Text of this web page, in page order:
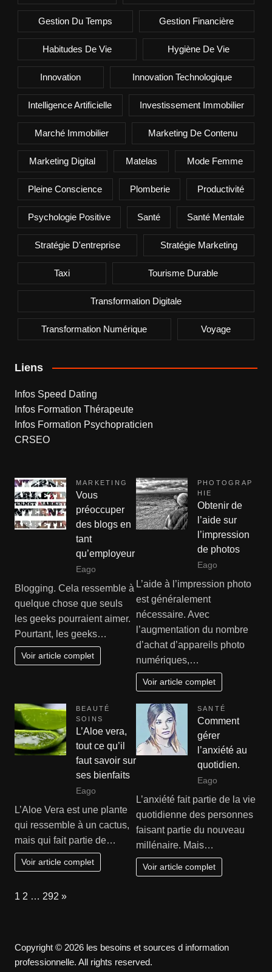
Gestion Du Temps Gestion Financière
Habitudes De Vie Hygiène De Vie
Innovation Innovation Technologique
Intelligence Artificielle Investissement Immobilier
Marché Immobilier Marketing De Contenu
Marketing Digital Matelas Mode Femme
Pleine Conscience Plomberie Productivité
Psychologie Positive Santé Santé Mentale
Stratégie D'entreprise Stratégie Marketing
Taxi Tourisme Durable
Transformation Digitale
Transformation Numérique Voyage
Liens
Infos Speed Dating
Infos Formation Thérapeute
Infos Formation Psychopraticien
CRSEO
MARKETING
Vous
préoccuper
des blogs en
tant
qu’employeur
Eago
Blogging. Cela ressemble à
quelque chose que seuls
les geeks pourraient aimer.
Pourtant, les geeks…
Voir article complet
PHOTOGRAP
HIE
Obtenir de
l’aide sur
l’impression
de photos
Eago
L’aide à l’impression photo
est généralement
nécessaire. Avec
l’augmentation du nombre
d’achat d’appareils photo
numériques,…
Voir article complet
BEAUTÉ
SOINS
L’Aloe vera,
tout ce qu’il
faut savoir sur
ses bienfaits
Eago
L’Aloe Vera est une plante
qui ressemble à un cactus,
mais qui fait partie de…
Voir article complet
SANTÉ
Comment
gérer
l’anxiété au
quotidien.
Eago
L’anxiété fait partie de la vie
quotidienne des personnes
faisant partie du nouveau
millénaire. Mais…
Voir article complet
Page:
1 2 … 292 Next
»
Copyright © 2026 les besoins et sources d information
professionnelle. All rights reserved.